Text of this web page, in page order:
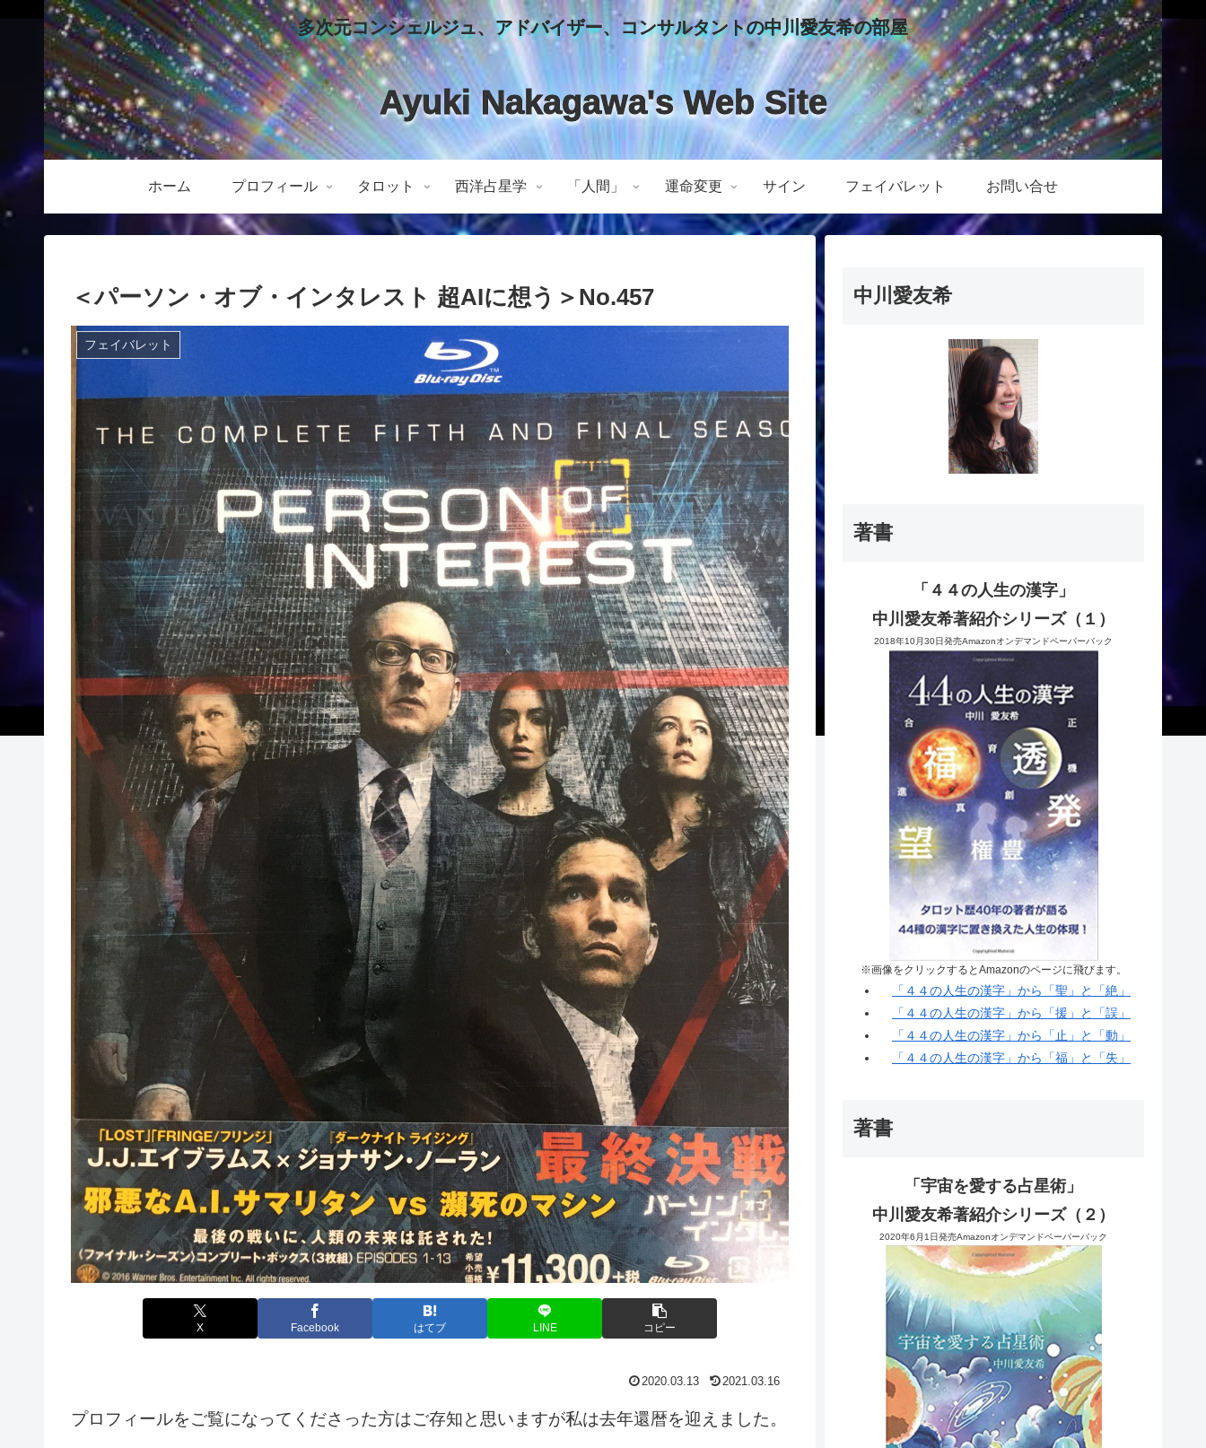
多次元コンシェルジュ、アドバイザー、コンサルタントの中川愛友希の部屋
Ayuki Nakagawa's Web Site
ホーム プロフィール タロット 西洋占星学 「人間」 運命変更 サイン フェイバレット お問い合せ
＜パーソン・オブ・インタレスト 超AIに想う＞No.457
フェイバレット
X Facebook はてブ LINE コピー
2020.03.13 2021.03.16
プロフィールをご覧になってくださった方はご存知と思いますが私は去年還暦を迎えました。
中川愛友希
著書
「４４の人生の漢字」
中川愛友希著紹介シリーズ（１）
2018年10月30日発売Amazonオンデマンドペーパーバック
※画像をクリックするとAmazonのページに飛びます。
「４４の人生の漢字」から「聖」と「絶」
「４４の人生の漢字」から「援」と「誤」
「４４の人生の漢字」から「止」と「動」
「４４の人生の漢字」から「福」と「失」
著書
「宇宙を愛する占星術」
中川愛友希著紹介シリーズ（２）
2020年6月1日発売Amazonオンデマンドペーパーバック